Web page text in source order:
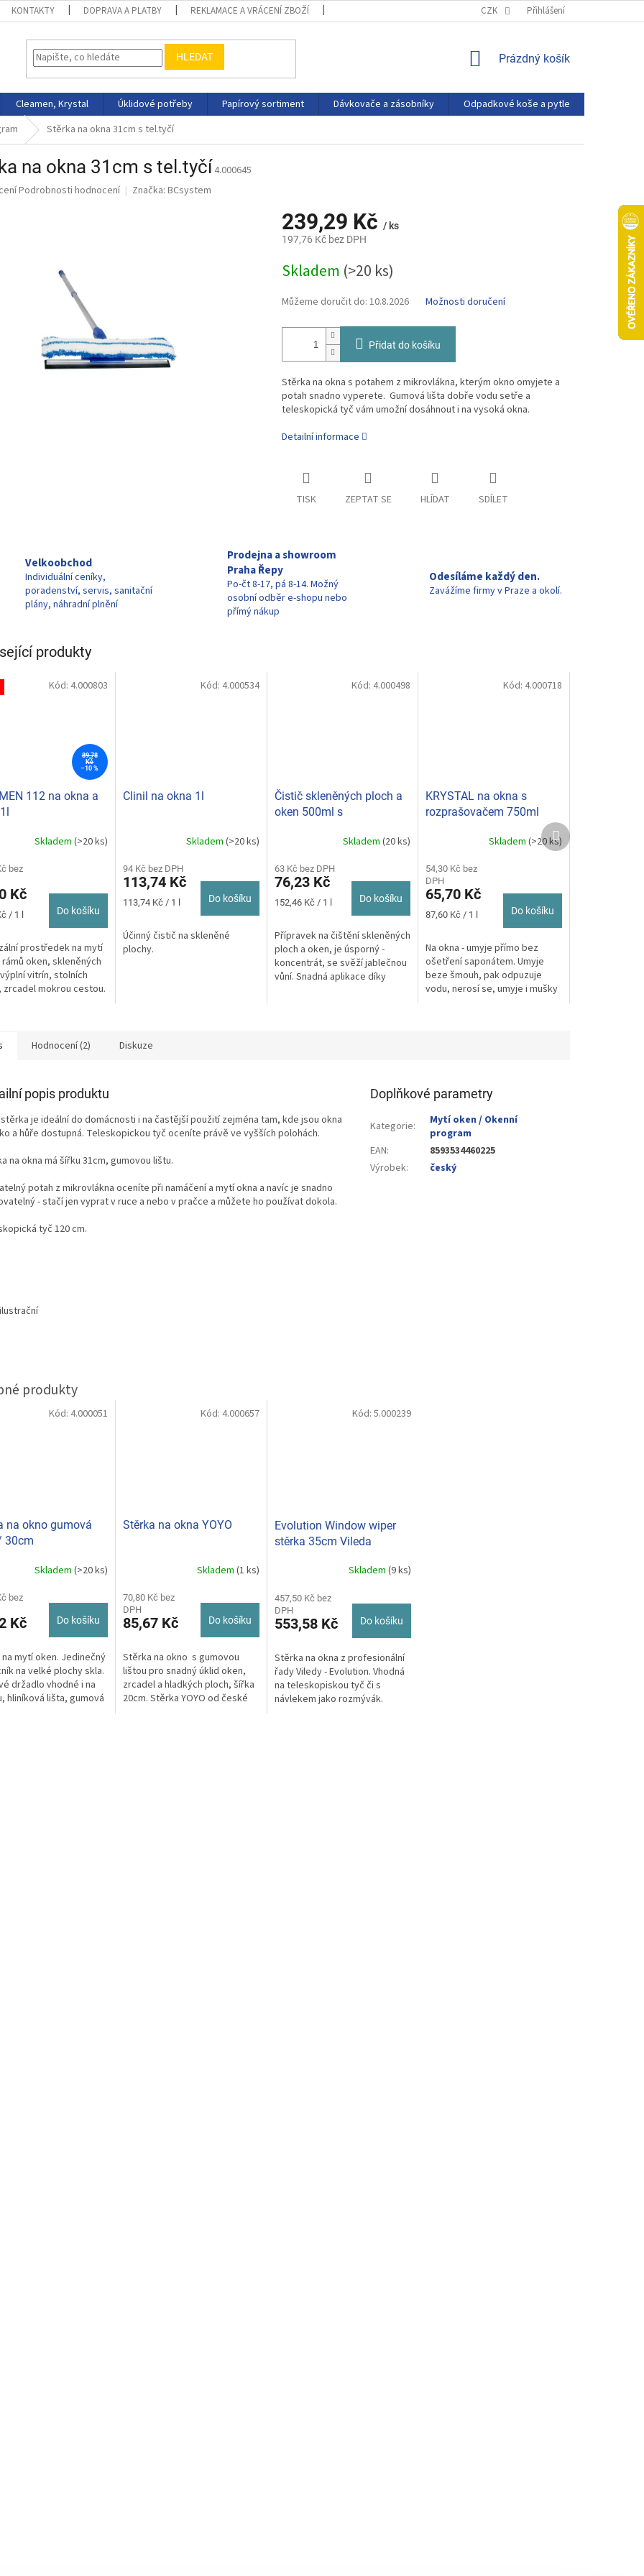
KONTAKTY DOPRAVA A PLATBY REKLAMACE A VRÁCENÍ ZBOŽÍ PODMÍNKY OCHRANY OSOBNÍCH ÚDAJŮ
CZK Přihlášení
HLEDAT
NÁKUPNÍ
Prázdný košík
Cleamen, Krystal Úklidové potřeby Papírový sortiment Dávkovače a zásobníky Odpadkové koše a pytle
Stěrka na okna 31cm s tel.tyčí
na okna 31cm s tel.tyčí 4.000645
Podrobnosti hodnocení Značka: BCsystem
239,29 Kč / ks
197,76 Kč bez DPH
cena:
Skladem (>20 ks)
Můžeme doručit do: 10.8.2026 Možnosti doručení
Přidat do košíku
Stěrka na okna s potahem z mikrovlákna, kterým okno omyjete a
potah snadno vyperete. Gumová lišta dobře vodu setře a
teleskopická tyč vám umožní dosáhnout i na vysoká okna.
Detailní informace
TISK ZEPTAT SE HLÍDAT SDÍLET
Velkoobchod
Individuální ceníky,
poradenství, servis, sanitační
plány, náhradní plnění
Prodejna a showroom
Praha Řepy
Po-čt 8-17, pá 8-14. Možný
osobní odběr e-shopu nebo
přímý nákup
Odesíláme každý den.
Zavážíme firmy v Praze a okolí.
produkty
89,78
Kč
–10 %
112 na okna a
Skladem (>20 ks)
bez
Kč
/ 1 l Do košíku
prostředek na mytí
oken, skleněných
vitrín, stolních
zrcadel mokrou cestou.
Kód: 4.000803
Clinil na okna 1l
produktu
je
5,0
hvězdiček.
Skladem (>20 ks)
94 Kč bez DPH
113,74 Kč
Měrná
113,74 Kč / 1 l Do košíku
Účinný čistič na skleněné
plochy.
Kód: 4.000534
Čistič skleněných ploch a
oken 500ml s
produktu
je
5,0
hvězdiček.
Skladem(20 ks)
63 Kč bez DPH
76,23 Kč
Měrná
152,46 Kč / 1 l Do košíku
Přípravek na čištění skleněných
ploch a oken, je úsporný -
koncentrát, se svěží jablečnou
vůní. Snadná aplikace díky
Kód: 4.000498
KRYSTAL na okna s
rozprašovačem 750ml
produktu
je
5,0
z
Skladem(>20 ks)
54,30 Kč bez
DPH
65,70 Kč
Měrná
87,60 Kč / 1 l Do košíku
Na okna - umyje přímo bez
ošetření saponátem. Umyje
beze šmouh, pak odpuzuje
vodu, nerosí se, umyje i mušky
Kód: 4.000718
Další
produkt
Hodnocení (2) Diskuze
popis produktu
je ideální do domácnosti i na častější použití zejména tam, kde jsou okna
a hůře dostupná. Teleskopickou tyč oceníte právě ve vyšších polohách.
na okna má šířku 31cm, gumovou lištu.
potah z mikrovlákna oceníte při namáčení a mytí okna a navíc je snadno
- stačí jen vyprat v ruce a nebo v pračce a můžete ho používat dokola.
tyč 120 cm.
Doplňkové parametry
Kategorie:
Mytí oken / Okenní
program
EAN:
8593534460225
Výrobek: český
na okno gumová
30cm
Skladem (>20 ks)
bez
Kč Do košíku
mytí oken. Jedinečný
na velké plochy skla.
držadlo vhodné i na
hliníková lišta, gumová
Kód: 4.000051
Stěrka na okna YOYO
Skladem (1 ks)
70,80 Kč bez
DPH
85,67 Kč Do košíku
Stěrka na okno s gumovou
lištou pro snadný úklid oken,
zrcadel a hladkých ploch, šířka
20cm. Stěrka YOYO od české
Kód: 4.000657
Evolution Window wiper
stěrka 35cm Vileda
Skladem(9 ks)
457,50 Kč bez
DPH
553,58 Kč Do košíku
Stěrka na okna z profesionální
řady Viledy - Evolution. Vhodná
na teleskopiskou tyč či s
návlekem jako rozmývák.
Kód:5.000239